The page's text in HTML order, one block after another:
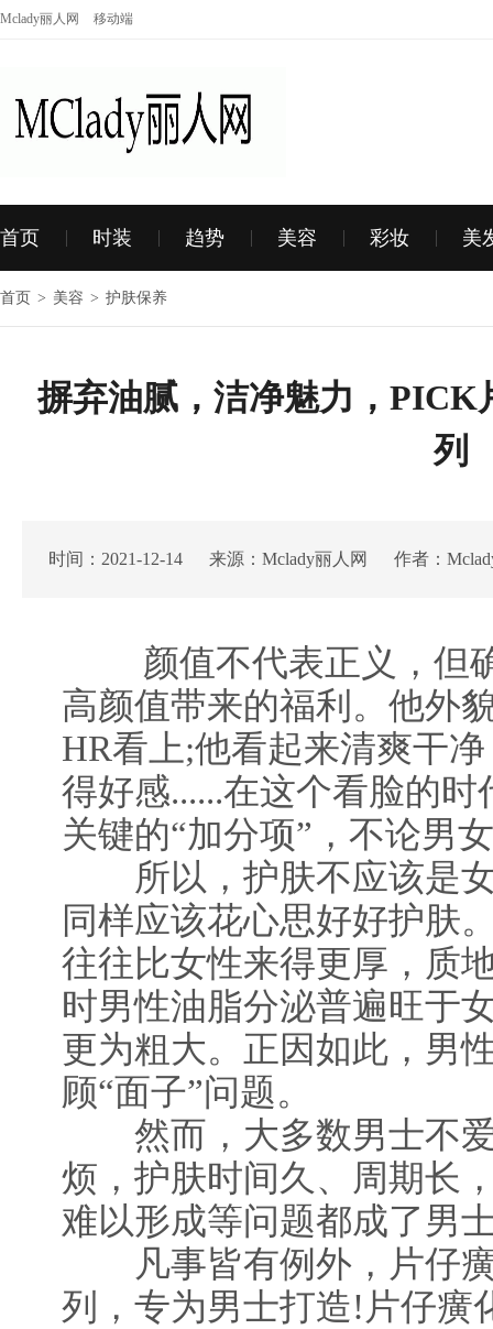
Mclady丽人网 移动端
首页 时装 趋势 美容 彩妆 美
首页 > 美容 > 护肤保养
摒弃油腻，洁净魅力，PICK
列
时间：2021-12-14 来源：Mclady丽人网 作者：
颜值不代表正义，但确
高颜值带来的福利。他外
HR看上;他看起来清爽干
得好感......在这个看脸的
关键的“加分项”，不论男
所以，护肤不应该是女
同样应该花心思好好护肤
往往比女性来得更厚，质
时男性油脂分泌普遍旺于
更为粗大。正因如此，男
顾“面子”问题。
然而，大多数男士不爱
烦，护肤时间久、周期长
难以形成等问题都成了男
凡事皆有例外，片仔癀
列，专为男士打造!片仔癀